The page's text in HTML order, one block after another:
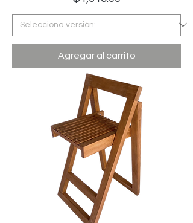
Agregar al carrito